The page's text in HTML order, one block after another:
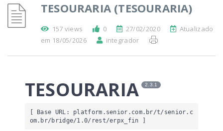
TESOURARIA (TESOURARIA)
157 views 0 27/02/2020
Atualizado
em 18/05/2026
integrador
TESOURARIA 2.3.1
[ Base URL: platform.senior.com.br/t/senior.c
om.br/bridge/1.0/rest/erpx_fin ]